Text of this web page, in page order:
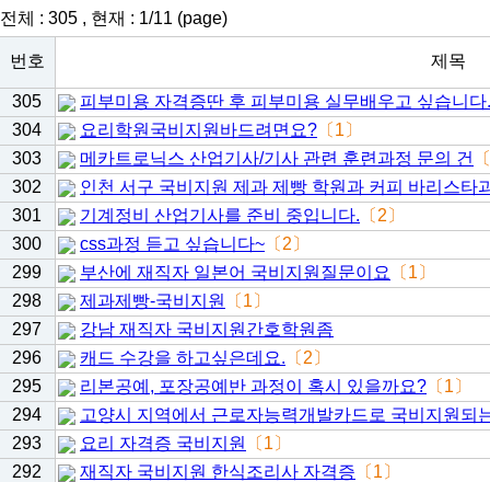
전체 : 305 , 현재 : 1/11 (page)
번호 제목
305
피부미용 자격증딴 후 피부미용 실무배우고 싶습니다.
304
요리학원국비지원바드려면요? 〔1〕
303
메카트로닉스 산업기사/기사 관련 훈련과정 문의 건
302
인천 서구 국비지원 제과 제빵 학원과 커피 바리스타
301
기계정비 산업기사를 준비 중입니다. 〔2〕
300
css과정 듣고 싶습니다~ 〔2〕
299
부산에 재직자 일본어 국비지원질문이요
〔1〕
298
제과제빵-국비지원
〔1〕
297
강남 재직자 국비지원간호학원좀
296
캐드 수강을 하고싶은데요. 〔2〕
295
리본공예, 포장공예반 과정이 혹시 있을까요? 〔1〕
294
고양시 지역에서 근로자능력개발카드로 국비지원되
293
요리 자격증 국비지원
〔1〕
292
재직자 국비지원 한식조리사 자격증 〔1〕